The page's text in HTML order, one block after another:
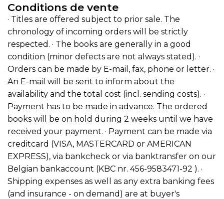
Conditions de vente
· Titles are offered subject to prior sale. The
chronology of incoming orders will be strictly
respected. · The books are generally in a good
condition (minor defects are not always stated). ·
Orders can be made by E-mail, fax, phone or letter. ·
An E-mail will be sent to inform about the
availability and the total cost (incl. sending costs). ·
Payment has to be made in advance. The ordered
books will be on hold during 2 weeks until we have
received your payment. · Payment can be made via
creditcard (VISA, MASTERCARD or AMERICAN
EXPRESS), via bankcheck or via banktransfer on our
Belgian bankaccount (KBC nr. 456-9583471-92 ). ·
Shipping expenses as well as any extra banking fees
(and insurance - on demand) are at buyer's